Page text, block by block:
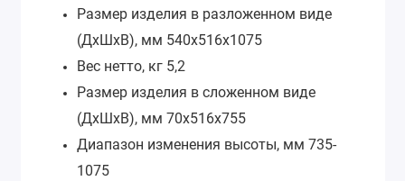
Размер изделия в разложенном виде
(ДхШхВ), мм 540х516х1075
Вес нетто, кг 5,2
Размер изделия в сложенном виде
(ДхШхВ), мм 70х516х755
Диапазон изменения высоты, мм 735-
1075